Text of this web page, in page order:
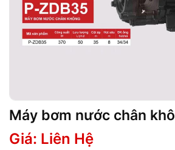
Máy bơm nước chân
Giá: Liên Hệ